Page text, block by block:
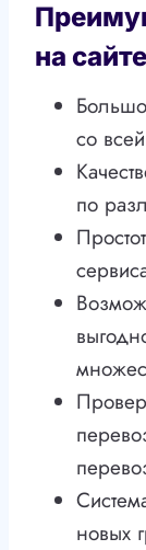
на
со
по
новых